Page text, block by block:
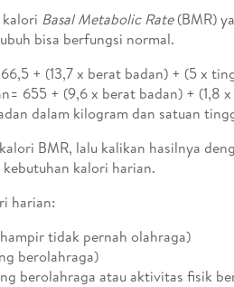
Basal Metabolic Rate(BMR)
bisa berfungsi normal.
+ (13,7 x berat badan) + (5 x
655 + (9,6 x berat badan) + (1,8
dalam kilogram dan satuan
BMR, lalu kalikan hasilnya
kalori harian.
harian:
tidak pernah olahraga)
berolahraga)
berolahraga atau aktivitas fisik